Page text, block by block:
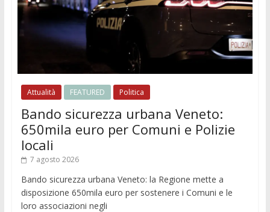
Attualità FEATURED Politica
Bando sicurezza urbana Veneto:
650mila euro per Comuni e Polizie
locali
7 agosto 2026
Bando sicurezza urbana Veneto: la Regione mette a
disposizione 650mila euro per sostenere i Comuni e le
loro associazioni negli